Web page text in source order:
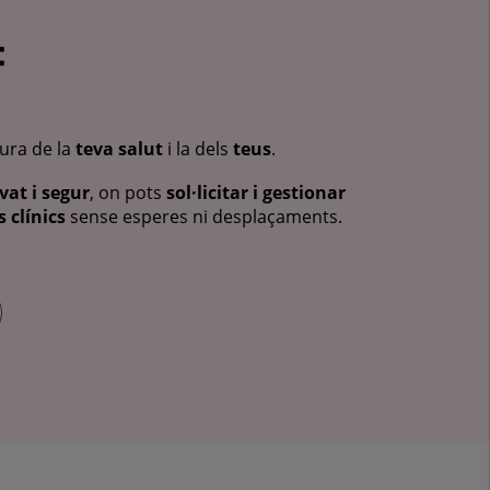
de la teva salut i la dels teus.
i segur, on pots sol·licitar i gestionar
clínics sense esperes ni desplaçaments.